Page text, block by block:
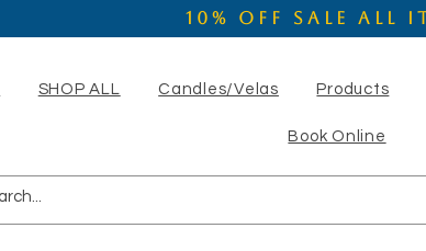
10% OFF SALE ALL
SHOP ALL Candles/Velas Products
Book Online